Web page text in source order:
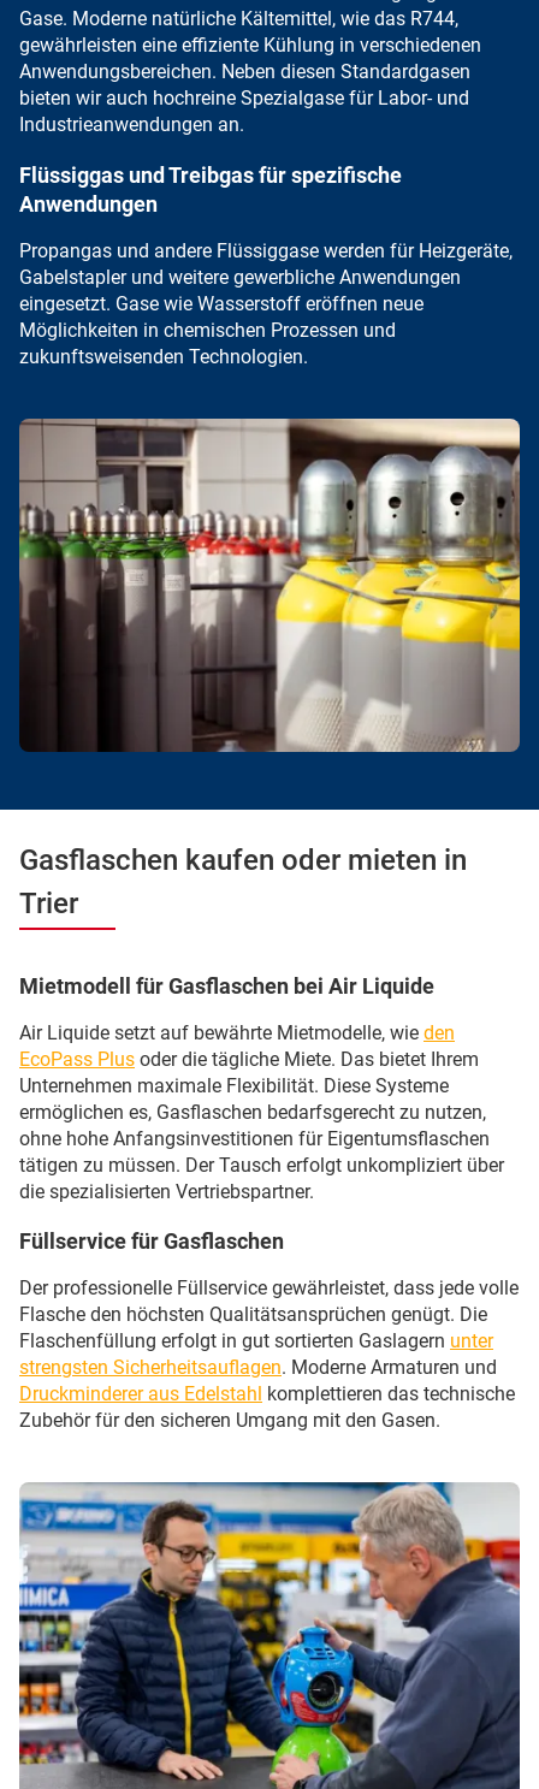
Gase. Moderne natürliche Kältemittel , wie das R744,
gewährleisten eine effiziente Kühlung in verschiedenen
Anwendungsbereichen. Neben diesen Standardgasen
bieten wir auch hochreine Spezialgase für Labor- und
Industrieanwendungen an.
Flüssiggas und Treibgas für spezifische
Anwendungen
Propangas und andere Flüssiggase werden für Heizgeräte,
Gabelstapler und weitere gewerbliche Anwendungen
eingesetzt. Gase wie Wasserstoff eröffnen neue
Möglichkeiten in chemischen Prozessen und
zukunftsweisenden Technologien.
Gasflaschen kaufen oder mieten in
Trier
Mietmodell für Gasflaschen bei Air Liquide
Air Liquide setzt auf bewährte Mietmodelle, wie den
EcoPass Plus oder die tägliche Miete. Das bietet Ihrem
Unternehmen maximale Flexibilität. Diese Systeme
ermöglichen es, Gasflaschen bedarfsgerecht zu nutzen,
ohne hohe Anfangsinvestitionen für Eigentumsflaschen
tätigen zu müssen. Der Tausch erfolgt unkompliziert über
die spezialisierten Vertriebspartner.
Füllservice für Gasflaschen
Der professionelle Füllservice gewährleistet, dass jede volle
Flasche den höchsten Qualitätsansprüchen genügt. Die
Flaschenfüllung erfolgt in gut sortierten Gaslagern unter
strengsten Sicherheitsauflagen. Moderne Armaturen und
Druckminderer aus Edelstahl komplettieren das technische
Zubehör für den sicheren Umgang mit den Gasen.